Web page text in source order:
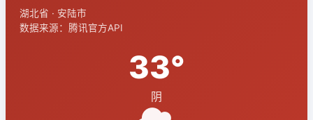
湖北省 · 安陆市
数据来源：腾讯官方API
33°
阴